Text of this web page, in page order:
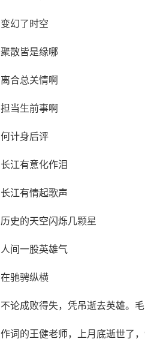
变幻了时空
聚散皆是缘哪
离合总关情啊
担当生前事啊
何计身后评
长江有意化作泪
长江有情起歌声
历史的天空闪烁几颗星
人间一股英雄气
在驰骋纵横
不论成败得失，凭吊逝去英雄。
作词的王健老师，上月底逝世了，